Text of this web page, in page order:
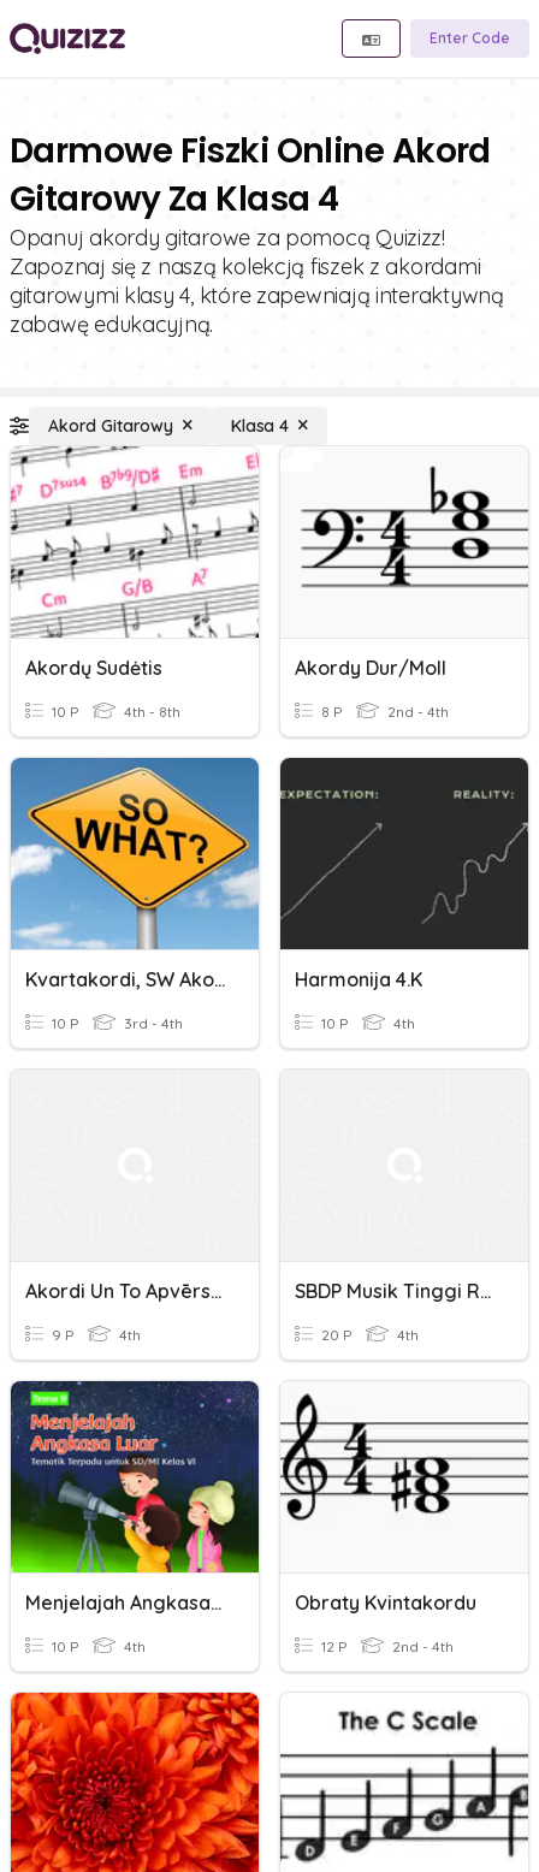
Enter Code
Darmowe Fiszki Online Akord
Gitarowy Za Klasa 4
Opanuj akordy gitarowe za pomocą Quizizz!
Zapoznaj się z naszą kolekcją fiszek z akordami
gitarowymi klasy 4, które zapewniają interaktywną
zabawę edukacyjną.
Akord Gitarowy Klasa 4
Akordų Sudėtis
10 P 4th - 8th
Akordy Dur/moll
8 P 2nd - 4th
Kvartakordi, SW Akordi, Pamazinātā Skaņkārta.
10 P 3rd - 4th
Harmonija 4.k
10 P 4th
Akordi Un To Apvērsumi
9 P 4th
SBDP Musik Tinggi Rendah Nada Dan Akord K4SC
20 P 4th
Menjelajah Angkasa Luar
10 P 4th
Obraty Kvintakordu
12 P 2nd - 4th